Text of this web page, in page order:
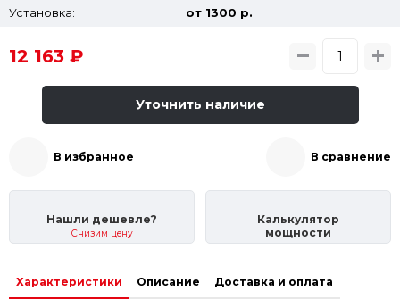
Установка:
от 1300 p.
12 163 ₽
Уточнить наличие
В избранное В сравнение
Нашли дешевле?
Снизим цену
Калькулятор
мощности
Характеристики Описание Доставка и оплата